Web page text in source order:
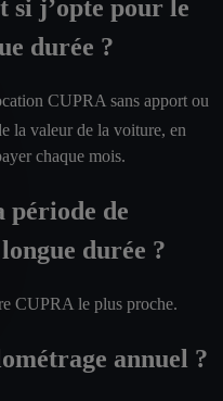
si j’opte pour le
durée ?
CUPRA sans apport ou
la valeur de la voiture, en
chaque mois.
période de
durée ?
CUPRA le plus proche.
annuel ?